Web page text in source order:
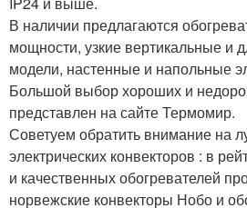
В наличии предлагаются
мощности, узкие вертикальные и
модели, настенные и напольные
Большой выбор хороших и
представлен на сайте Термомир.
Советуем обратить внимание на
электрических конвекторов : в
и качественных обогревателей
норвежские конвекторы Нобо и